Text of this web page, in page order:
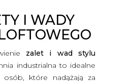
I WADY
zalet i wad stylu
industrialna to idealne
osób, które nadążają za